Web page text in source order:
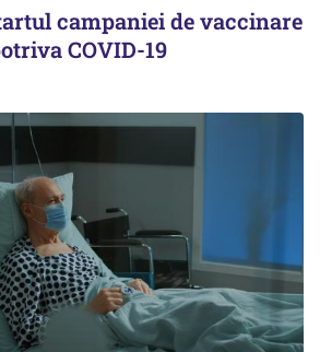
campaniei de vaccinare
COVID-19